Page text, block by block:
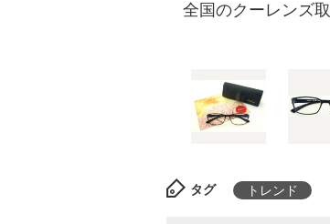
全国のクーレンズ取
タグ トレンド